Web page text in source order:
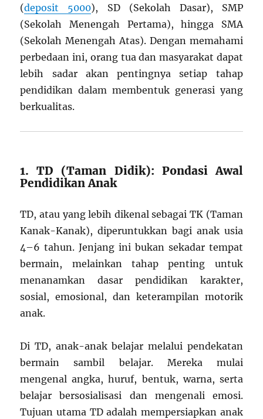
(deposit 5000), SD (Sekolah Dasar), SMP
(Sekolah Menengah Pertama), hingga SMA
(Sekolah Menengah Atas). Dengan memahami
perbedaan ini, orang tua dan masyarakat dapat
lebih sadar akan pentingnya setiap tahap
pendidikan dalam membentuk generasi yang
berkualitas.
1. TD (Taman Didik): Pondasi Awal
Pendidikan Anak
TD, atau yang lebih dikenal sebagai TK (Taman
Kanak-Kanak), diperuntukkan bagi anak usia
4–6 tahun. Jenjang ini bukan sekadar tempat
bermain, melainkan tahap penting untuk
menanamkan dasar pendidikan karakter,
sosial, emosional, dan keterampilan motorik
anak.
Di TD, anak-anak belajar melalui pendekatan
bermain sambil belajar. Mereka mulai
mengenal angka, huruf, bentuk, warna, serta
belajar bersosialisasi dan mengenali emosi.
Tujuan utama TD adalah mempersiapkan anak